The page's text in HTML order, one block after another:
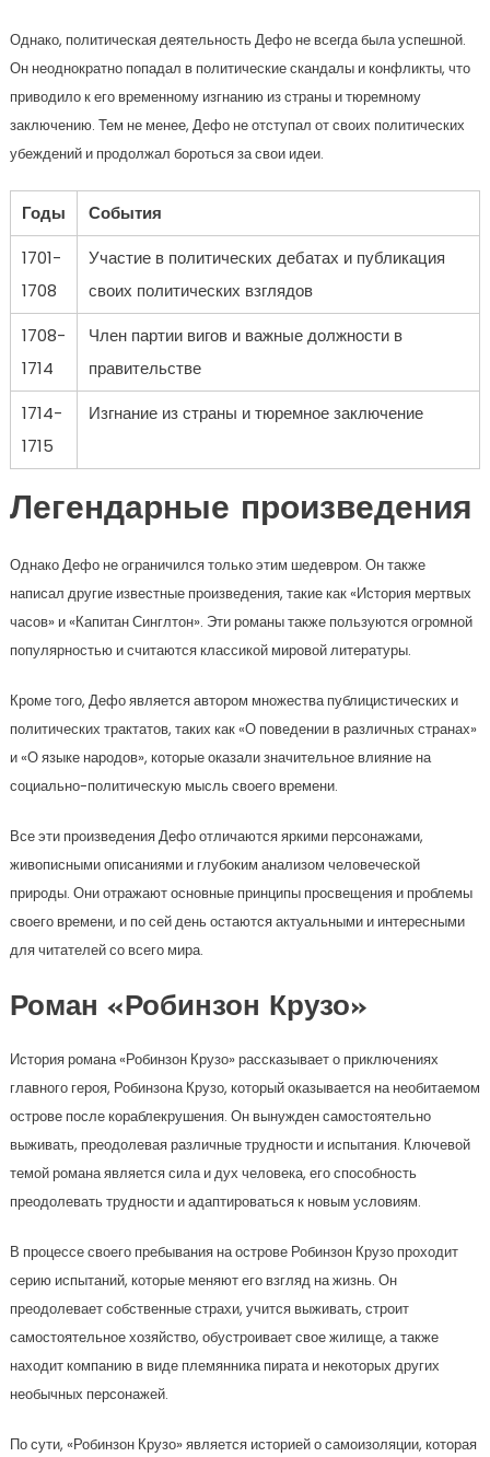
Однако, политическая деятельность Дефо не всегда была успешной.
Он неоднократно попадал в политические скандалы и конфликты, что
приводило к его временному изгнанию из страны и тюремному
заключению. Тем не менее, Дефо не отступал от своих политических
убеждений и продолжал бороться за свои идеи.
Годы
События
1701-
1708
Участие в политических дебатах и публикация
своих политических взглядов
1708-
1714
Член партии вигов и важные должности в
правительстве
1714-
1715
Изгнание из страны и тюремное заключение
Легендарные произведения
Однако Дефо не ограничился только этим шедевром. Он также
написал другие известные произведения, такие как «История мертвых
часов» и «Капитан Синглтон». Эти романы также пользуются огромной
популярностью и считаются классикой мировой литературы.
Кроме того, Дефо является автором множества публицистических и
политических трактатов, таких как «О поведении в различных странах»
и «О языке народов», которые оказали значительное влияние на
социально-политическую мысль своего времени.
Все эти произведения Дефо отличаются яркими персонажами,
живописными описаниями и глубоким анализом человеческой
природы. Они отражают основные принципы просвещения и проблемы
своего времени, и по сей день остаются актуальными и интересными
для читателей со всего мира.
Роман «Робинзон Крузо»
История романа «Робинзон Крузо» рассказывает о приключениях
главного героя, Робинзона Крузо, который оказывается на необитаемом
острове после кораблекрушения. Он вынужден самостоятельно
выживать, преодолевая различные трудности и испытания. Ключевой
темой романа является сила и дух человека, его способность
преодолевать трудности и адаптироваться к новым условиям.
В процессе своего пребывания на острове Робинзон Крузо проходит
серию испытаний, которые меняют его взгляд на жизнь. Он
преодолевает собственные страхи, учится выживать, строит
самостоятельное хозяйство, обустроивает свое жилище, а также
находит компанию в виде племянника пирата и некоторых других
необычных персонажей.
По сути, «Робинзон Крузо» является историей о самоизоляции, которая